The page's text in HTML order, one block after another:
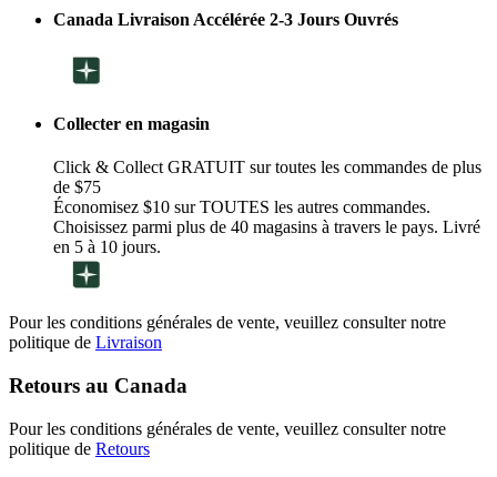
Canada Livraison Accélérée 2-3 Jours Ouvrés
Collecter en magasin
Click & Collect GRATUIT sur toutes les commandes de plus
de $75
Économisez $10 sur TOUTES les autres commandes.
Choisissez parmi plus de 40 magasins à travers le pays. Livré
en 5 à 10 jours.
Pour les conditions générales de vente, veuillez consulter notre
politique de Livraison
Retours au Canada
Pour les conditions générales de vente, veuillez consulter notre
politique de Retours